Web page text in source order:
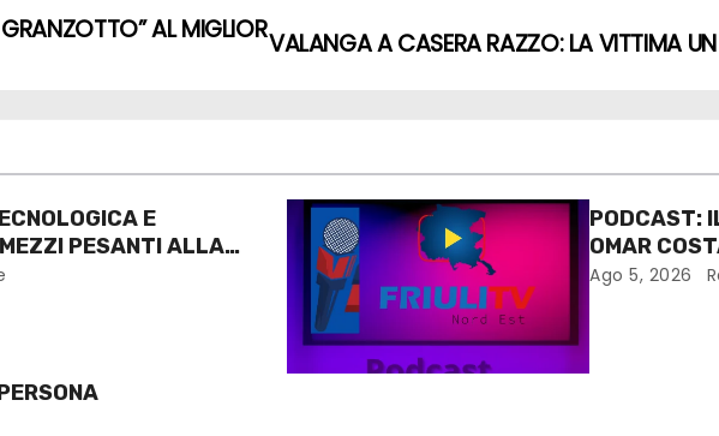
VALANGA A CASERA RAZZO: LA VITTIMA
AL MIGLIOR
E
PESANTI ALLA
PODCAST:
OMAR
Ago 5, 2026